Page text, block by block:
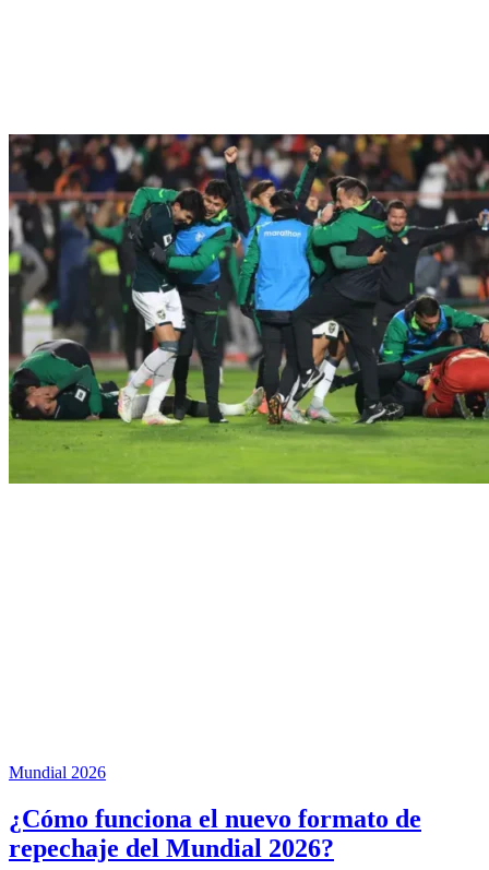
Mundial 2026
¿Cómo funciona el nuevo formato de
repechaje del Mundial 2026?